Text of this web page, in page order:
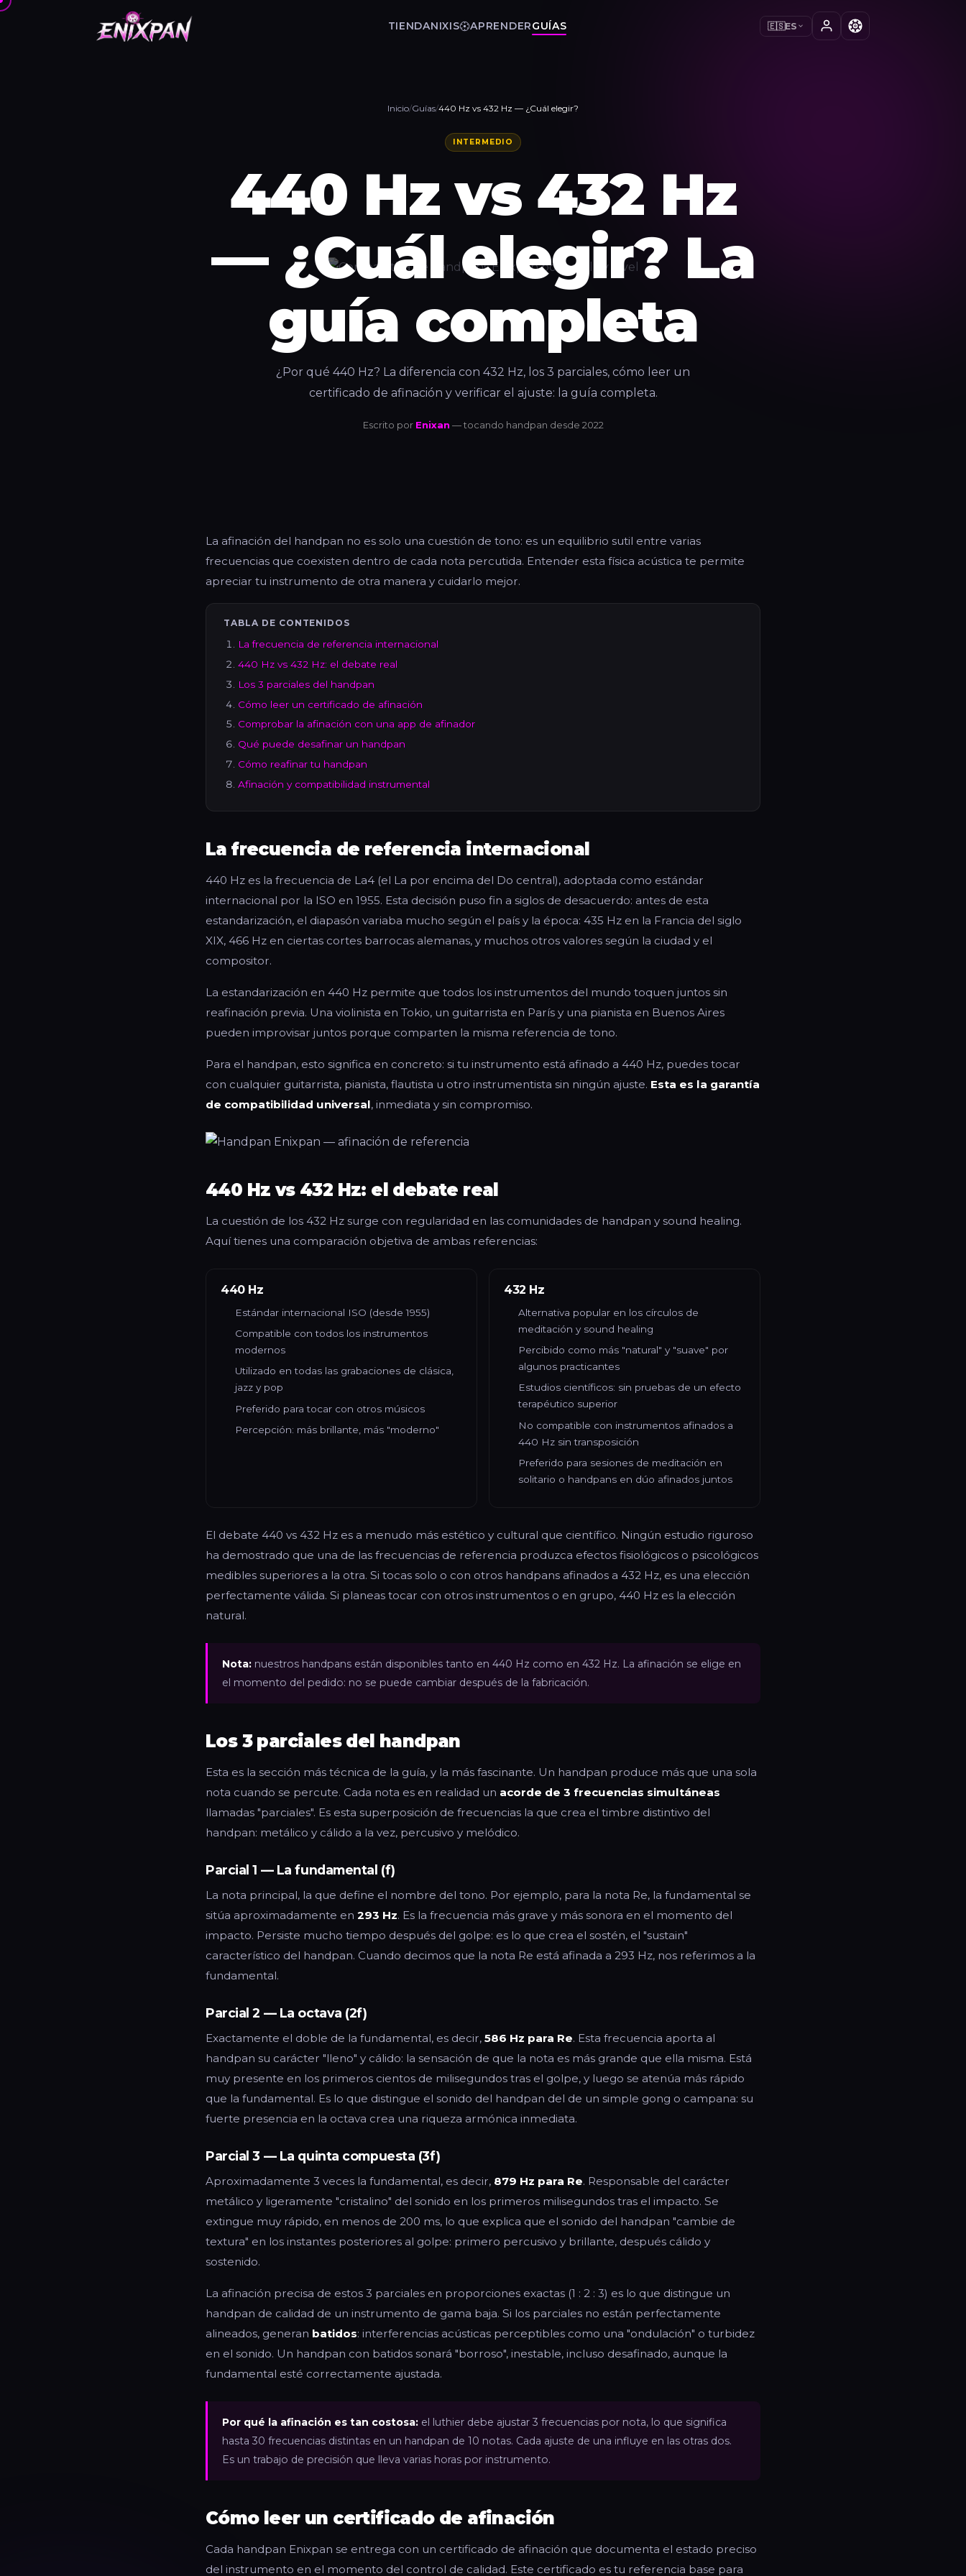
TIENDANIXIS APRENDERGUÍAS 🇪🇸ES
Inicio/Guías/440 Hz vs 432 Hz — ¿Cuál elegir?
INTERMEDIO
440 Hz vs 432 Hz
— ¿Cuál elegir? La
guía completa
¿Por qué 440 Hz? La diferencia con 432 Hz, los 3 parciales, cómo leer un
certificado de afinación y verificar el ajuste: la guía completa.
Escrito por Enixan — tocando handpan desde 2022
La afinación del handpan no es solo una cuestión de tono: es un equilibrio sutil entre varias
frecuencias que coexisten dentro de cada nota percutida. Entender esta física acústica te permite
apreciar tu instrumento de otra manera y cuidarlo mejor.
TABLA DE CONTENIDOS
La frecuencia de referencia internacional
440 Hz vs 432 Hz: el debate real
Los 3 parciales del handpan
Cómo leer un certificado de afinación
Comprobar la afinación con una app de afinador
Qué puede desafinar un handpan
Cómo reafinar tu handpan
Afinación y compatibilidad instrumental
La frecuencia de referencia internacional
440 Hz es la frecuencia de La4 (el La por encima del Do central), adoptada como estándar
internacional por la ISO en 1955. Esta decisión puso fin a siglos de desacuerdo: antes de esta
estandarización, el diapasón variaba mucho según el país y la época: 435 Hz en la Francia del siglo
XIX, 466 Hz en ciertas cortes barrocas alemanas, y muchos otros valores según la ciudad y el
compositor.
La estandarización en 440 Hz permite que todos los instrumentos del mundo toquen juntos sin
reafinación previa. Una violinista en Tokio, un guitarrista en París y una pianista en Buenos Aires
pueden improvisar juntos porque comparten la misma referencia de tono.
Para el handpan, esto significa en concreto: si tu instrumento está afinado a 440 Hz, puedes tocar
con cualquier guitarrista, pianista, flautista u otro instrumentista sin ningún ajuste. Esta es la garantía
de compatibilidad universal, inmediata y sin compromiso.
440 Hz vs 432 Hz: el debate real
La cuestión de los 432 Hz surge con regularidad en las comunidades de handpan y sound healing.
Aquí tienes una comparación objetiva de ambas referencias:
440 Hz
Estándar internacional ISO (desde 1955)
Compatible con todos los instrumentos
modernos
Utilizado en todas las grabaciones de clásica,
jazz y pop
Preferido para tocar con otros músicos
Percepción: más brillante, más "moderno"
432 Hz
Alternativa popular en los círculos de
meditación y sound healing
Percibido como más "natural" y "suave" por
algunos practicantes
Estudios científicos: sin pruebas de un efecto
terapéutico superior
No compatible con instrumentos afinados a
440 Hz sin transposición
Preferido para sesiones de meditación en
solitario o handpans en dúo afinados juntos
El debate 440 vs 432 Hz es a menudo más estético y cultural que científico. Ningún estudio riguroso
ha demostrado que una de las frecuencias de referencia produzca efectos fisiológicos o psicológicos
medibles superiores a la otra. Si tocas solo o con otros handpans afinados a 432 Hz, es una elección
perfectamente válida. Si planeas tocar con otros instrumentos o en grupo, 440 Hz es la elección
natural.
Nota: nuestros handpans están disponibles tanto en 440 Hz como en 432 Hz. La afinación se elige en
el momento del pedido: no se puede cambiar después de la fabricación.
Los 3 parciales del handpan
Esta es la sección más técnica de la guía, y la más fascinante. Un handpan produce más que una sola
nota cuando se percute. Cada nota es en realidad un acorde de 3 frecuencias simultáneas
llamadas "parciales". Es esta superposición de frecuencias la que crea el timbre distintivo del
handpan: metálico y cálido a la vez, percusivo y melódico.
Parcial 1 — La fundamental (f)
La nota principal, la que define el nombre del tono. Por ejemplo, para la nota Re, la fundamental se
sitúa aproximadamente en 293 Hz. Es la frecuencia más grave y más sonora en el momento del
impacto. Persiste mucho tiempo después del golpe: es lo que crea el sostén, el "sustain"
característico del handpan. Cuando decimos que la nota Re está afinada a 293 Hz, nos referimos a la
fundamental.
Parcial 2 — La octava (2f)
Exactamente el doble de la fundamental, es decir, 586 Hz para Re. Esta frecuencia aporta al
handpan su carácter "lleno" y cálido: la sensación de que la nota es más grande que ella misma. Está
muy presente en los primeros cientos de milisegundos tras el golpe, y luego se atenúa más rápido
que la fundamental. Es lo que distingue el sonido del handpan del de un simple gong o campana: su
fuerte presencia en la octava crea una riqueza armónica inmediata.
Parcial 3 — La quinta compuesta (3f)
Aproximadamente 3 veces la fundamental, es decir, 879 Hz para Re. Responsable del carácter
metálico y ligeramente "cristalino" del sonido en los primeros milisegundos tras el impacto. Se
extingue muy rápido, en menos de 200 ms, lo que explica que el sonido del handpan "cambie de
textura" en los instantes posteriores al golpe: primero percusivo y brillante, después cálido y
sostenido.
La afinación precisa de estos 3 parciales en proporciones exactas (1 : 2 : 3) es lo que distingue un
handpan de calidad de un instrumento de gama baja. Si los parciales no están perfectamente
alineados, generan batidos: interferencias acústicas perceptibles como una "ondulación" o turbidez
en el sonido. Un handpan con batidos sonará "borroso", inestable, incluso desafinado, aunque la
fundamental esté correctamente ajustada.
Por qué la afinación es tan costosa: el luthier debe ajustar 3 frecuencias por nota, lo que significa
hasta 30 frecuencias distintas en un handpan de 10 notas. Cada ajuste de una influye en las otras dos.
Es un trabajo de precisión que lleva varias horas por instrumento.
Cómo leer un certificado de afinación
Cada handpan Enixpan se entrega con un certificado de afinación que documenta el estado preciso
del instrumento en el momento del control de calidad. Este certificado es tu referencia base para